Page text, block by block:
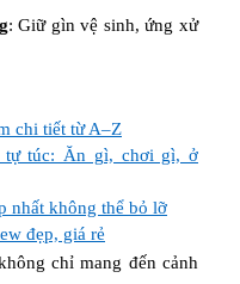
: Giữ gìn vệ sinh, ứng xử
chi tiết từ A–Z
tự túc: Ăn gì, chơi gì, ở
nhất không thể bỏ lỡ
đẹp, giá rẻ
chỉ mang đến cảnh